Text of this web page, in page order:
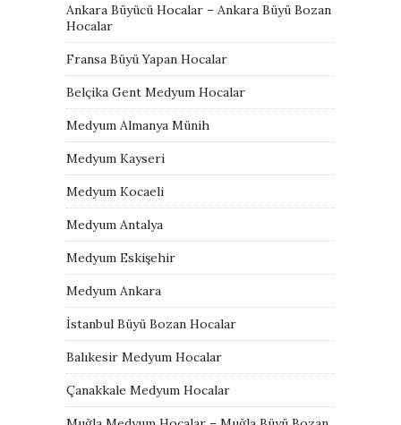
Ankara Büyücü Hocalar – Ankara Büyü Bozan
Hocalar
Fransa Büyü Yapan Hocalar
Belçika Gent Medyum Hocalar
Medyum Almanya Münih
Medyum Kayseri
Medyum Kocaeli
Medyum Antalya
Medyum Eskişehir
Medyum Ankara
İstanbul Büyü Bozan Hocalar
Balıkesir Medyum Hocalar
Çanakkale Medyum Hocalar